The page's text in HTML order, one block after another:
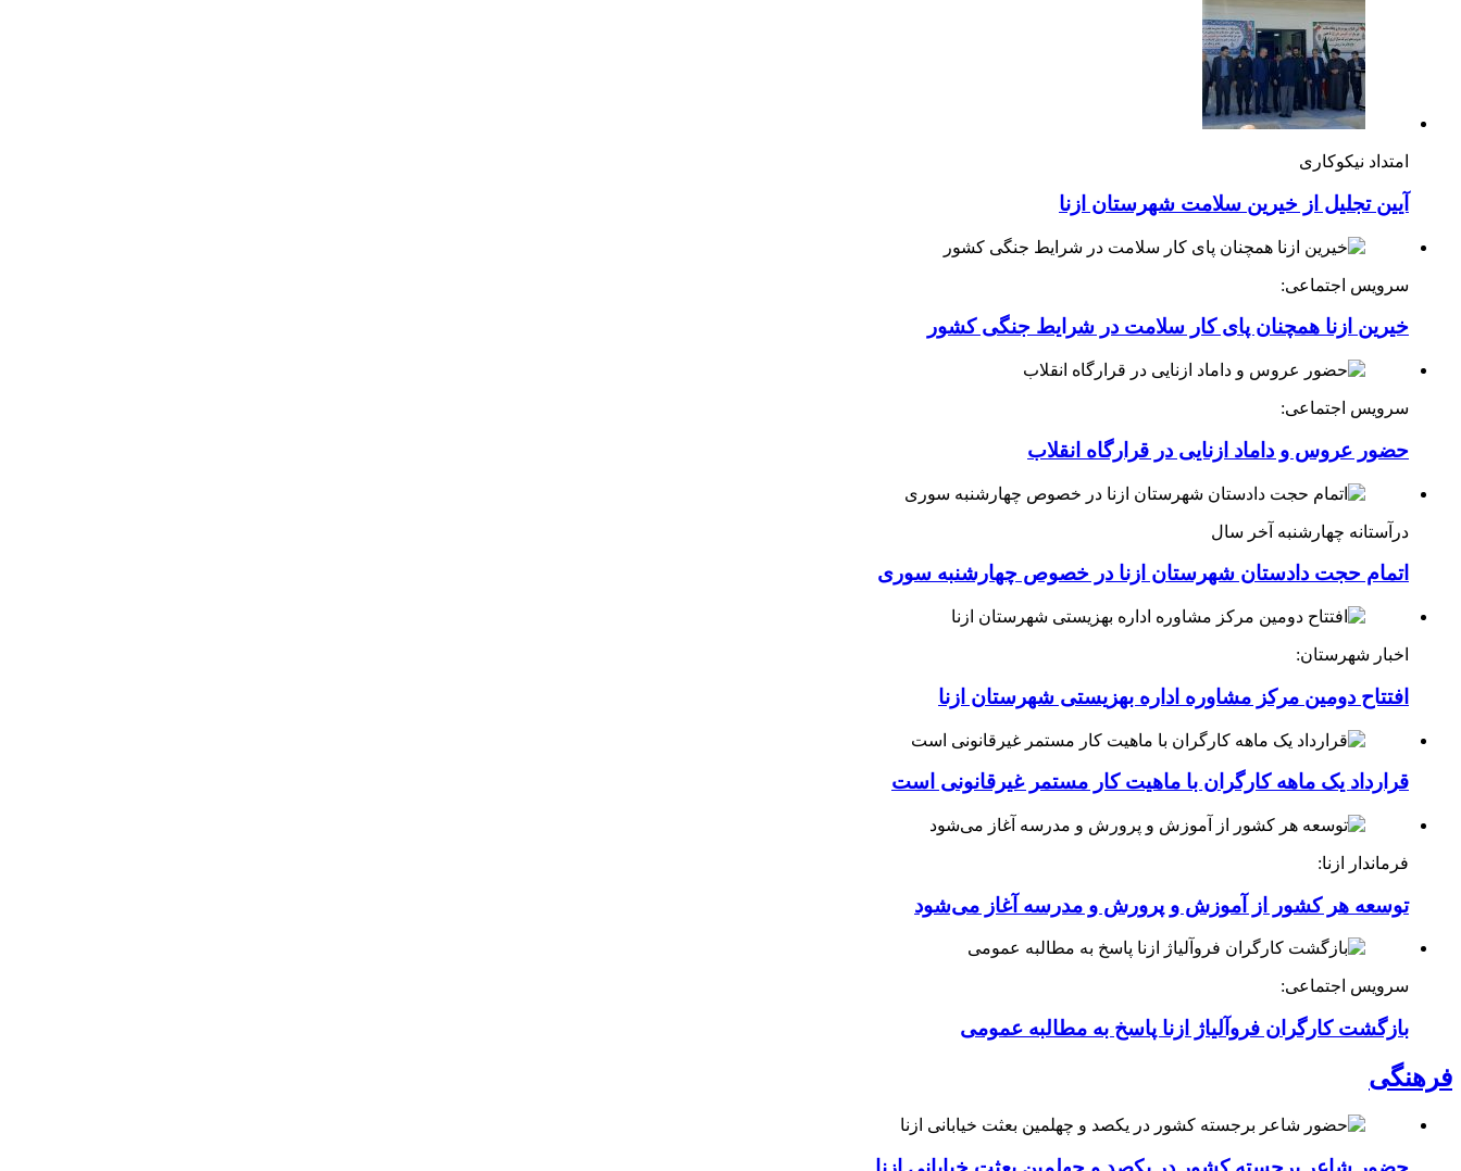
امتداد نیکوکاری
آیین تجلیل از خیرین سلامت شهرستان ازنا
سرویس اجتماعی:
خیرین ازنا همچنان پای کار سلامت در شرایط جنگی کشور
سرویس اجتماعی:
حضور عروس و داماد ازنایی در قرارگاه انقلاب
درآستانه چهارشنبه آخر سال
اتمام حجت دادستان شهرستان ازنا در خصوص چهارشنبه ‌سوری
اخبار شهرستان:
افتتاح دومین مرکز مشاوره اداره بهزیستی شهرستان ازنا
قرارداد یک ماهه کارگران با ماهیت کار مستمر غیرقانونی است
فرماندار ازنا:
توسعه هر کشور از آموزش و پرورش و مدرسه آغاز می‌شود
سرویس اجتماعی:
بازگشت کارگران فروآلیاژ ازنا پاسخ به مطالبه عمومی
فرهنگی